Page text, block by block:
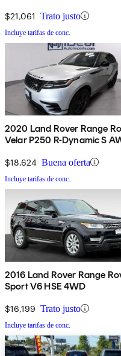
$21,061 Trato justo
Incluye tarifas de conc.
2020 Land Rover Range
Velar P250 R-Dynamic S
$18,624 Buena oferta
Incluye tarifas de conc.
2016 Land Rover Range
Sport V6 HSE 4WD
$16,199 Trato justo
Incluye tarifas de conc.